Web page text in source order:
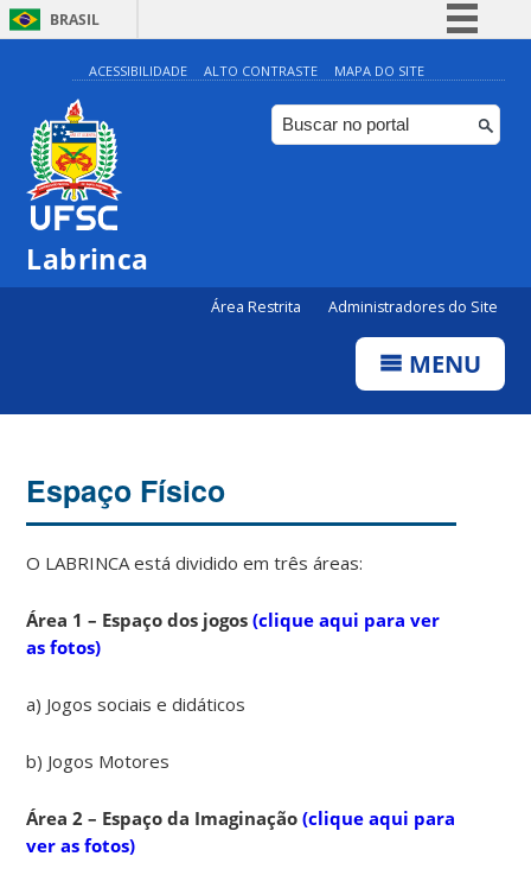
BRASIL
Simplifique!
Comunica BR
Participe
ACESSIBILIDADE ALTO CONTRASTE MAPA DO SITE
Labrinca
Área Restrita Administradores do Site
MENU
Espaço Físico
O LABRINCA está dividido em três áreas:
Área 1 – Espaço dos jogos(clique aqui para ver
as fotos)
a) Jogos sociais e didáticos
b) Jogos Motores
Área 2 – Espaço da Imaginação(clique aqui para
ver as fotos)